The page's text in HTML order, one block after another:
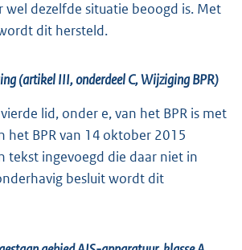
wel dezelfde situatie beoogd is. Met
dit hersteld.
(artikel III, onderdeel C, Wijziging BPR)
lid, onder e, van het BPR is met
het BPR van 14 oktober 2015
tekst ingevoegd die daar niet in
besluit wordt dit